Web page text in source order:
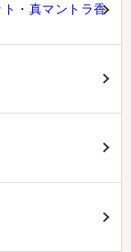
・真マントラ香